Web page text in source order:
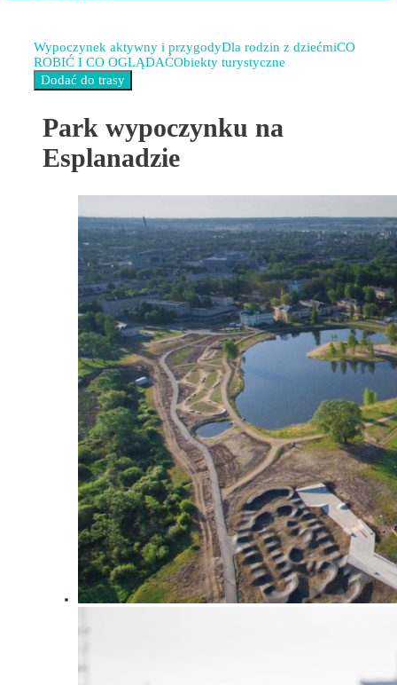
Wypoczynek aktywny i przygodyDla rodzin z dziećmiCO
ROBIĆ I CO OGLĄDAĆObiekty turystyczne
Park wypoczynku na
Esplanadzie